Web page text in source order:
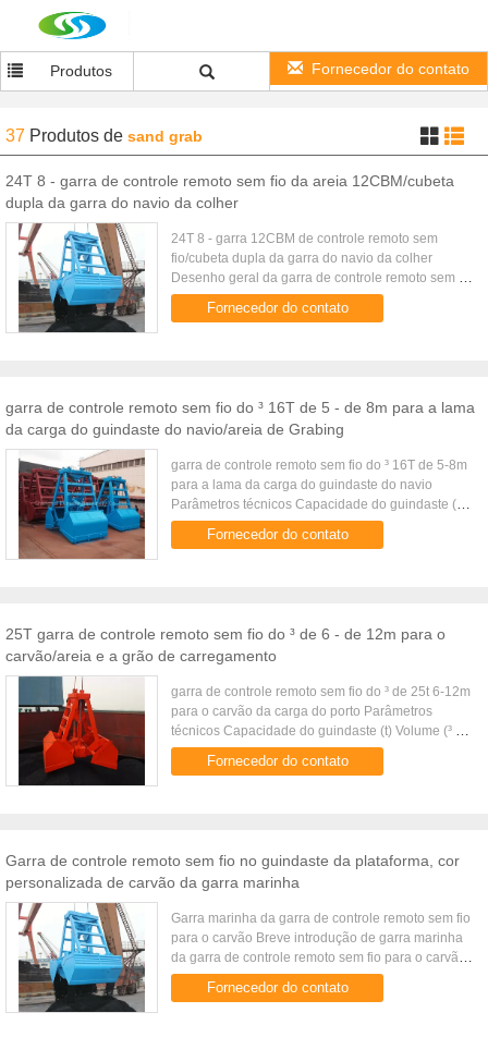
Produtos Fornecedor do contato
37 Produtos de sand grab
24T 8 - garra de controle remoto sem fio da areia 12CBM/cubeta
dupla da garra do navio da colher
24T 8 - garra 12CBM de controle remoto sem
fio/cubeta dupla da garra do navio da colher
Desenho geral da garra de controle remoto sem fio
para o navio de carga da maioria Parâmetros
técnicos da garra de ...
Fornecedor do contato
garra de controle remoto sem fio do ³ 16T de 5 - de 8m para a lama
da carga do guindaste do navio/areia de Grabing
garra de controle remoto sem fio do ³ 16T de 5-8m
para a lama da carga do guindaste do navio
Parâmetros técnicos Capacidade do guindaste (t)
Volume (³ de m) Densidade da carga (³ de t/m)
Peso da carga (t) Peso ...
Fornecedor do contato
25T garra de controle remoto sem fio do ³ de 6 - de 12m para o
carvão/areia e a grão de carregamento
garra de controle remoto sem fio do ³ de 25t 6-12m
para o carvão da carga do porto Parâmetros
técnicos Capacidade do guindaste (t) Volume (³ de
m) Densidade da carga (³ de t/m) Peso da carga (t)
Peso da garra ...
Fornecedor do contato
Garra de controle remoto sem fio no guindaste da plataforma, cor
personalizada de carvão da garra marinha
Garra marinha da garra de controle remoto sem fio
para o carvão Breve introdução de garra marinha
da garra de controle remoto sem fio para o carvão
A garra de controle remoto sem fio é uma garra
dupla da colher ...
Fornecedor do contato